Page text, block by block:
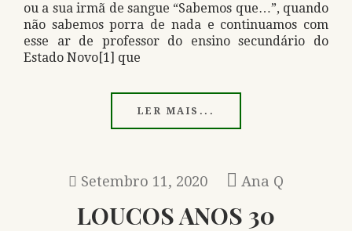
ou a sua irmã de sangue “Sabemos que…”, quando
não sabemos porra de nada e continuamos com
esse ar de professor do ensino secundário do
Estado Novo[1] que
LER MAIS...
Setembro 11, 2020 Ana Q
LOUCOS ANOS 30